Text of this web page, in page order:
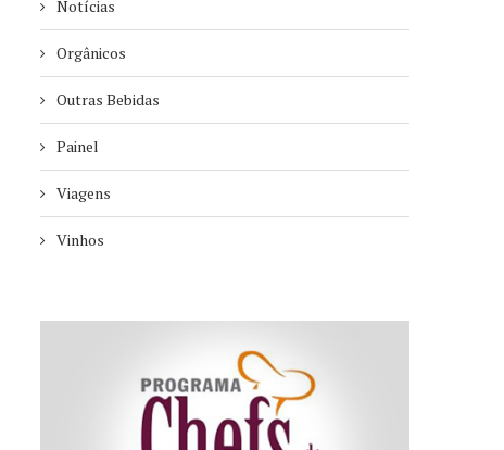
Notícias
Orgânicos
Outras Bebidas
Painel
Viagens
Vinhos